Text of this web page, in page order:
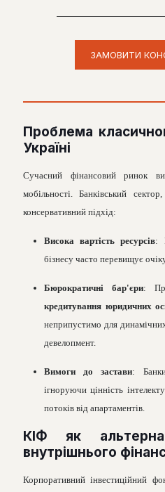
Проблема
Україні
Сучасний фінансовий ринок
мобільності. Банківський
консервативний підхід:
Висока вартість ресурсів:
бізнесу часто перевищує
Бюрократичні бар'єри:
кредитування юридичних
неприпустимо для
девелопмент.
Вимоги до застави:
ігноруючи цінність
потоків від апартаментів.
КІФ як
внутрішнього
Корпоративний інвестиційний